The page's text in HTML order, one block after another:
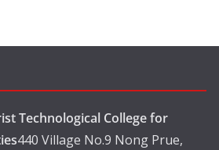
Technological College for
440 Village No.9 Nong Prue,